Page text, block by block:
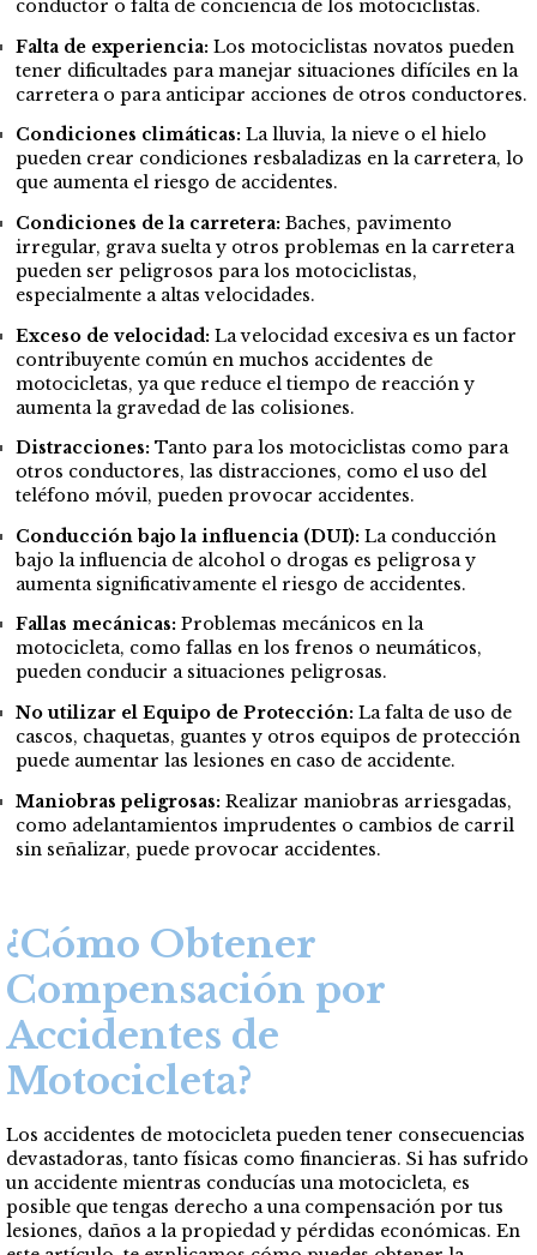
conductor o falta de conciencia de los motociclistas.
Falta de experiencia: Los motociclistas novatos pueden
tener dificultades para manejar situaciones difíciles en la
carretera o para anticipar acciones de otros conductores.
Condiciones climáticas: La lluvia, la nieve o el hielo
pueden crear condiciones resbaladizas en la carretera, lo
que aumenta el riesgo de accidentes.
Condiciones de la carretera: Baches, pavimento
irregular, grava suelta y otros problemas en la carretera
pueden ser peligrosos para los motociclistas,
especialmente a altas velocidades.
Exceso de velocidad: La velocidad excesiva es un factor
contribuyente común en muchos accidentes de
motocicletas, ya que reduce el tiempo de reacción y
aumenta la gravedad de las colisiones.
Distracciones: Tanto para los motociclistas como para
otros conductores, las distracciones, como el uso del
teléfono móvil, pueden provocar accidentes.
Conducción bajo la influencia (DUI): La conducción
bajo la influencia de alcohol o drogas es peligrosa y
aumenta significativamente el riesgo de accidentes.
Fallas mecánicas: Problemas mecánicos en la
motocicleta, como fallas en los frenos o neumáticos,
pueden conducir a situaciones peligrosas.
No utilizar el Equipo de Protección: La falta de uso de
cascos, chaquetas, guantes y otros equipos de protección
puede aumentar las lesiones en caso de accidente.
Maniobras peligrosas: Realizar maniobras arriesgadas,
como adelantamientos imprudentes o cambios de carril
sin señalizar, puede provocar accidentes.
¿Cómo Obtener
Compensación por
Accidentes de
Motocicleta?
Los accidentes de motocicleta pueden tener consecuencias
devastadoras, tanto físicas como financieras. Si has sufrido
un accidente mientras conducías una motocicleta, es
posible que tengas derecho a una compensación por tus
lesiones, daños a la propiedad y pérdidas económicas. En